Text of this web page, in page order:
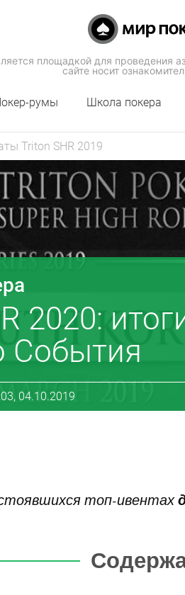
площадкой для проведения
сайте носит
румы Школа покера
Triton SHR 2019
2020:
События
04.10.2019
топ-ивентах